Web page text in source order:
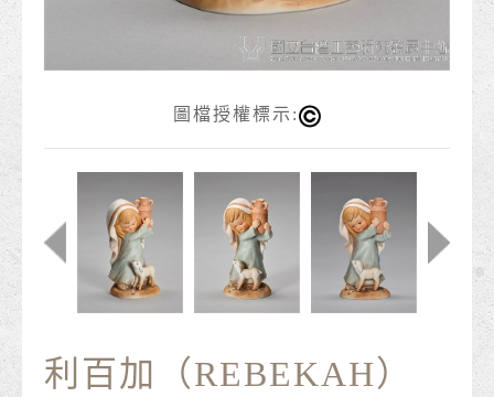
圖檔授權標示:
利百加（REBEKAH）